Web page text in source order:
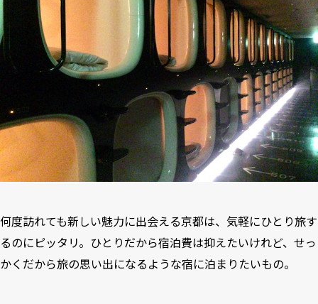
何度訪れても新しい魅力に出会える京都は、気軽にひとり旅す
るのにピッタリ。ひとりだから宿泊費は抑えたいけれど、せっ
かくだから旅の思い出になるような宿に泊まりたいもの。